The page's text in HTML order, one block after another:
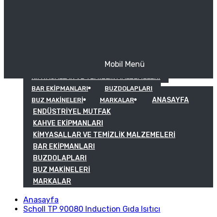
KIMYASALLAR VE TEMIZLIK MALZEMELERI
BAR EKIPMANLARI
BUZDOLAPLARI
BUZ MAKINELERI
MARKALAR
Mobil Menü
ANASAYFA
ENDÜSTRIYEL MUTFAK
KAHVE EKIPMANLARI
KIMYASALLAR VE TEMIZLIK MALZEMELERI
BAR EKIPMANLARI
BUZDOLAPLARI
BUZ MAKINELERI
MARKALAR
Anasayfa
Scholl TP 90080 Induction Gıda Isıtıcı